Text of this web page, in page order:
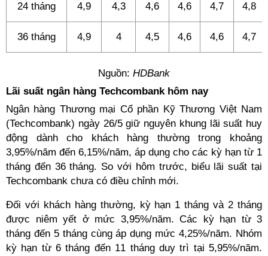
24 tháng 4,9 4,3 4,6 4,6 4,7 4,8
36 tháng 4,9 4 4,5 4,6 4,6 4,7
Nguồn: HDBank
Lãi suất ngân hàng Techcombank hôm nay
Ngân hàng Thương mại Cổ phần Kỹ Thương Việt Nam
(Techcombank) ngày 26/5 giữ nguyên khung lãi suất huy
động dành cho khách hàng thường trong khoảng
3,95%/năm đến 6,15%/năm, áp dụng cho các kỳ hạn từ 1
tháng đến 36 tháng. So với hôm trước, biểu lãi suất tại
Techcombank chưa có điều chỉnh mới.
Đối với khách hàng thường, kỳ hạn 1 tháng và 2 tháng
được niêm yết ở mức 3,95%/năm. Các kỳ hạn từ 3
tháng đến 5 tháng cùng áp dụng mức 4,25%/năm. Nhóm
kỳ hạn từ 6 tháng đến 11 tháng duy trì tại 5,95%/năm.